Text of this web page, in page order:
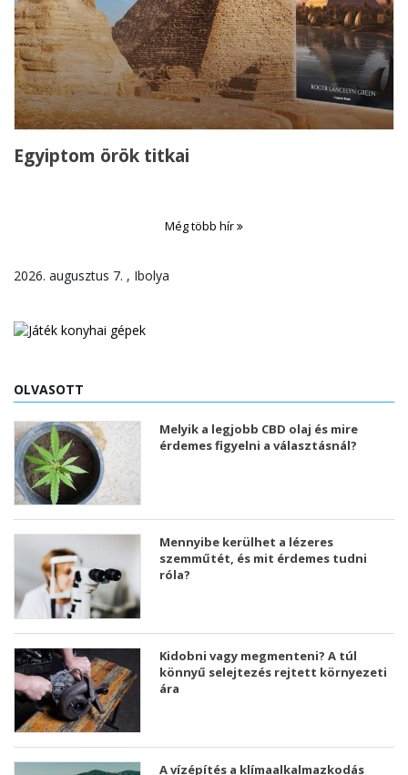
Egyiptom örök titkai
Még több hír
2026. augusztus 7. , Ibolya
OLVASOTT
Melyik a legjobb CBD olaj és mire
érdemes figyelni a választásnál?
Mennyibe kerülhet a lézeres
szemműtét, és mit érdemes tudni
róla?
Kidobni vagy megmenteni? A túl
könnyű selejtezés rejtett környezeti
ára
A vízépítés a klímaalkalmazkodás